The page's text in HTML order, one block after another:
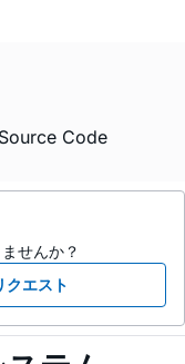
Code
せんか？
クエスト